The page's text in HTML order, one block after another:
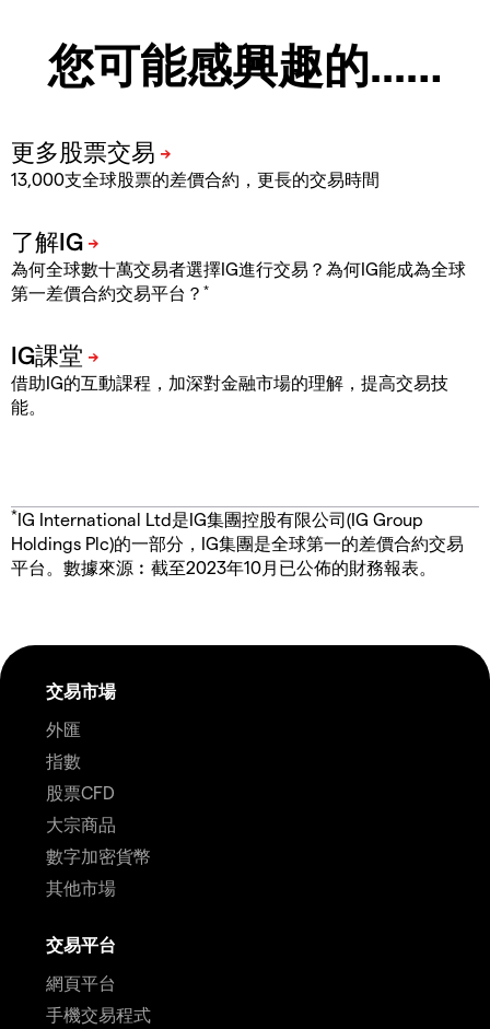
您可能感興趣的...…
13,000支全球股票的差價合約，更長的交易時間
為何全球數十萬交易者選擇IG進行交易？為何IG能成為全球
第一差價合約交易平台？ *
借助IG的互動課程，加深對金融市場的理解，提高交易技
能。
*IG International Ltd是IG集團控股有限公司(IG Group
Holdings Plc)的一部分，IG集團是全球第一的差價合約交易
平台。數據來源︰截至2023年10月已公佈的財務報表。
交易市場
外匯
指數
股票CFD
大宗商品
數字加密貨幣
其他市場
交易平台
網頁平台
手機交易程式